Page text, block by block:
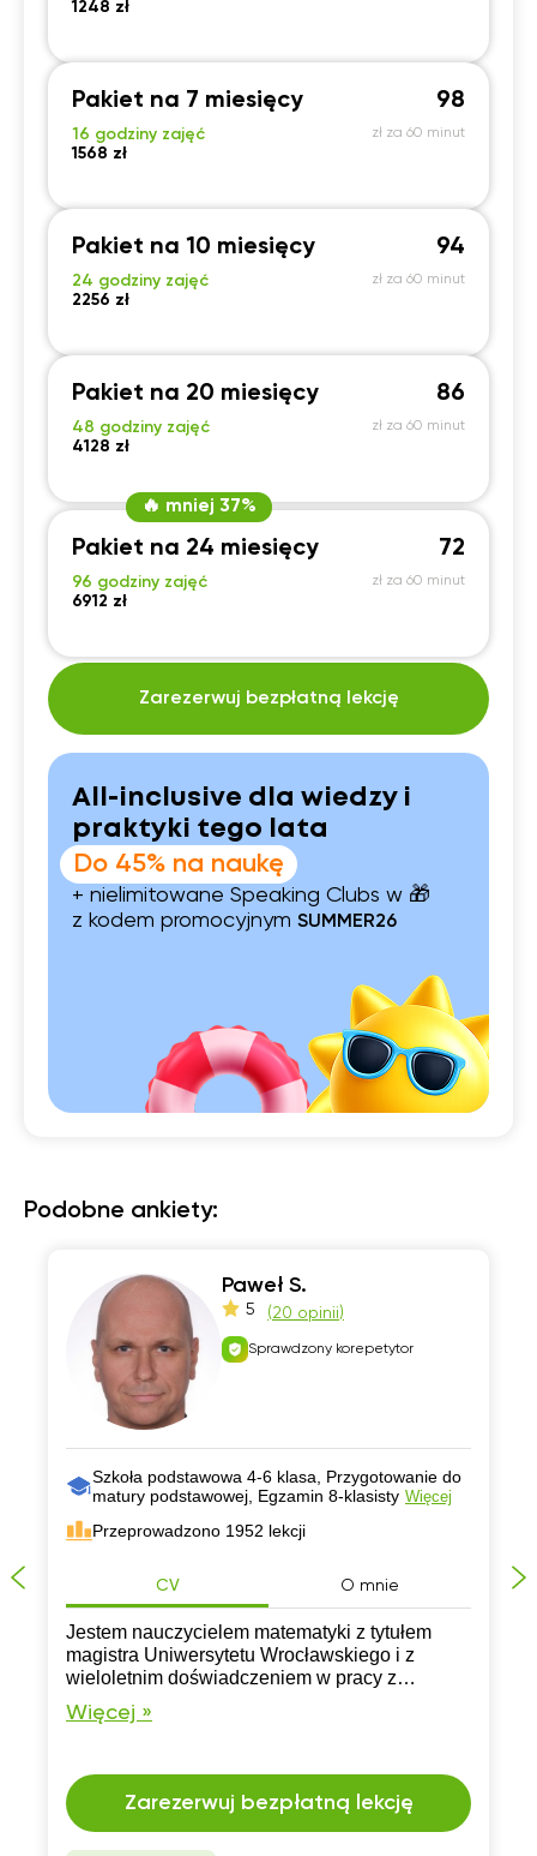
1248 zł
Pakiet na 7 miesięcy
16 godziny zajęć
1568 zł
98
zł za 60 minut
Pakiet na 10 miesięcy
24 godziny zajęć
2256 zł
94
zł za 60 minut
Pakiet na 20 miesięcy
48 godziny zajęć
4128 zł
86
zł za 60 minut
🔥 mniej 37%
Pakiet na 24 miesięcy
96 godziny zajęć
6912 zł
72
zł za 60 minut
Zarezerwuj bezpłatną lekcję
All-inclusive dla wiedzy i
praktyki tego lata
Do 45% na naukę
+ nielimitowane Speaking Clubs w 🎁
z kodem promocyjnym SUMMER26
Podobne ankiety:
Paweł S.
5 (20 opinii)
Sprawdzony korepetytor
Szkoła podstawowa 4-6 klasa, Przygotowanie do
matury podstawowej, Egzamin 8-klasisty Więcej
Przeprowadzono 1952 lekcji
CV O mnie
Jestem nauczycielem matematyki z tytułem
magistra Uniwersytetu Wrocławskiego i z
wieloletnim doświadczeniem w pracy z
uczniami szkół podstawowych oraz licealistami.
Pomogę zrozumieć materiał szkolny na każdym
Więcej »
Zarezerwuj bezpłatną lekcję